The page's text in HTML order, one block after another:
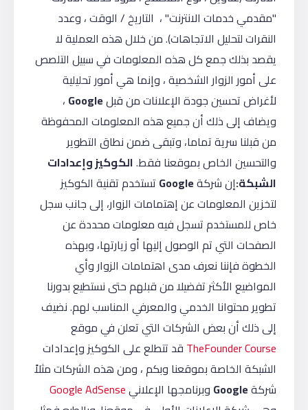
"مقدمي خدمات الانترنت" ، التاريخ / الوقت ، وعدد
النقرات لتحليل الاتجاهات). من خلال هذه العملية لا
يقصد بذلك جمع كل هذه المعلومات في سبيل التلصص
على أمور الزوار الشخصية ، وإنما هي أمور تحليلية
لأغراض تحسين جودة الإعلانات من قبلGoogle ،
ويضاف إلى ذلك أن جميع هذه المعلومات المحفوظة
من قبلنا سرية تماما، وتبقى ضمن نطاق التطوير
والتحسين الخاص بموقعنا فقط.الكوكيز وإعدادات
الشبكة:إن شركةGoogle تستخدم تقنية الكوكيز
لتخزين المعلومات عن إهتمامات الزوار، إلى جانب سجل
خاص للمستخدم تسجل فيه معلومات محددة عن
الصفحات التي تم الوصول إليها أو زيارتها، وبهذه
الخطوة فإننا نعرف مدى اهتمامات الزوار وأي
المواضيع الأكثر تفضيلا من قبلهم حتى نستطيع بدورنا
تطوير محتوانا الخدمي والمعرفي المناسب لهم. نضيف
إلى ذلك أن بعض الشركات التي تعلن في موقع
TheFounder Course قد تتطلع على الكوكيز وإعدادات
الشبكة الخاصة بموقعنا وبكم ، ومن هذه الشركات مثلاً
شركةGoogle وبرنامجها الإعلانيGoogle AdSense